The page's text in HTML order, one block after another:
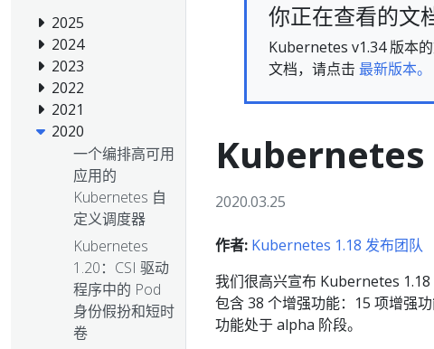
2025
2024
2023
2022
2021
2020
一个编排高可用
应用的
Kubernetes 自
定义调度器
Kubernetes
1.20：CSI 驱动
程序中的 Pod
身份假扮和短时
卷
你正在查看的文
Kubernetes v1.34 版本
文档，请点击 最新版本。
Kubernetes
2020.03.25
作者: Kubernetes 1.18 发布团队
我们很高兴宣布 Kubernetes
包含 38 个增强功能：15 项增强
功能处于 alpha 阶段。